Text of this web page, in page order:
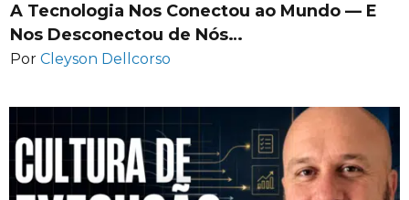
A Tecnologia Nos Conectou ao Mundo — E
Nos Desconectou de Nós…
Por Cleyson Dellcorso